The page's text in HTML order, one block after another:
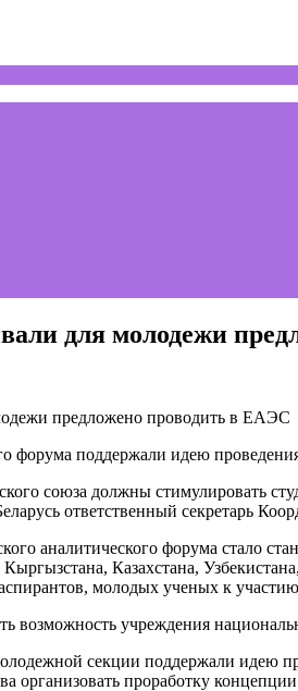
для молодежи
форума поддержали идею
союза должны стимулировать
ответственный секретарь
аналитического форума стало
Казахстана,
молодых ученых к
возможность учреждения
секции поддержали идею
организовать проработку